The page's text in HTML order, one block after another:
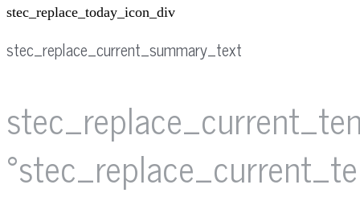
stec_replace_today_icon_div
stec_replace_current_summary_text